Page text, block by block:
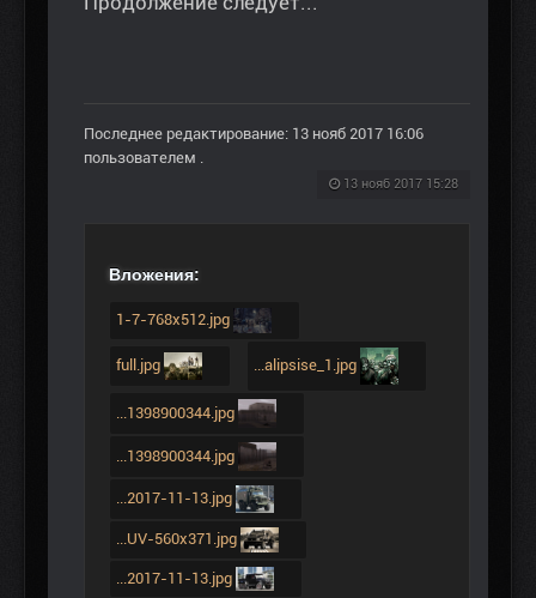
Последнее редактирование: 13 нояб 2017 16:06
пользователем
13 нояб 2017 15:28
Вложения:
1-7-768x512.jpg
full.jpg ...alipsise_1.jpg
...1398900344.jpg
...1398900344.jpg
...2017-11-13.jpg
...UV-560x371.jpg
...2017-11-13.jpg